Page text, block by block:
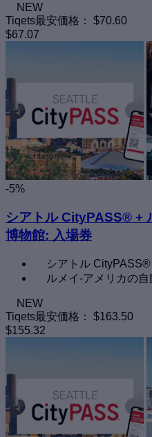
NEW
Tiqets最安価格：
$70.60
$67.07
-5%
シアトル CityPASS® +
博物館: 入場券
シアトル CityPASS®
ルメイ-アメリカの
NEW
Tiqets最安価格：
$163.50
$155.32